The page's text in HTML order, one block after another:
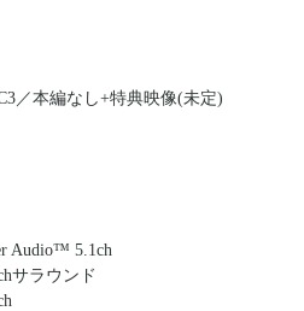
／本編なし+特典映像(未定)
Audio™ 5.1ch
サラウンド